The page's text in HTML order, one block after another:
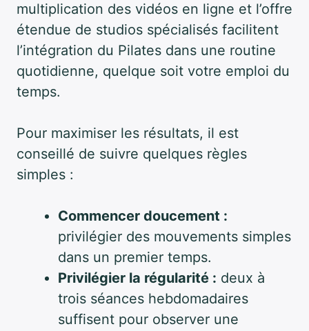
multiplication des vidéos en ligne et l’offre
étendue de studios spécialisés facilitent
l’intégration du Pilates dans une routine
quotidienne, quelque soit votre emploi du
temps.
Pour maximiser les résultats, il est
conseillé de suivre quelques règles
simples :
Commencer doucement :
privilégier des mouvements simples
dans un premier temps.
Privilégier la régularité : deux à
trois séances hebdomadaires
suffisent pour observer une